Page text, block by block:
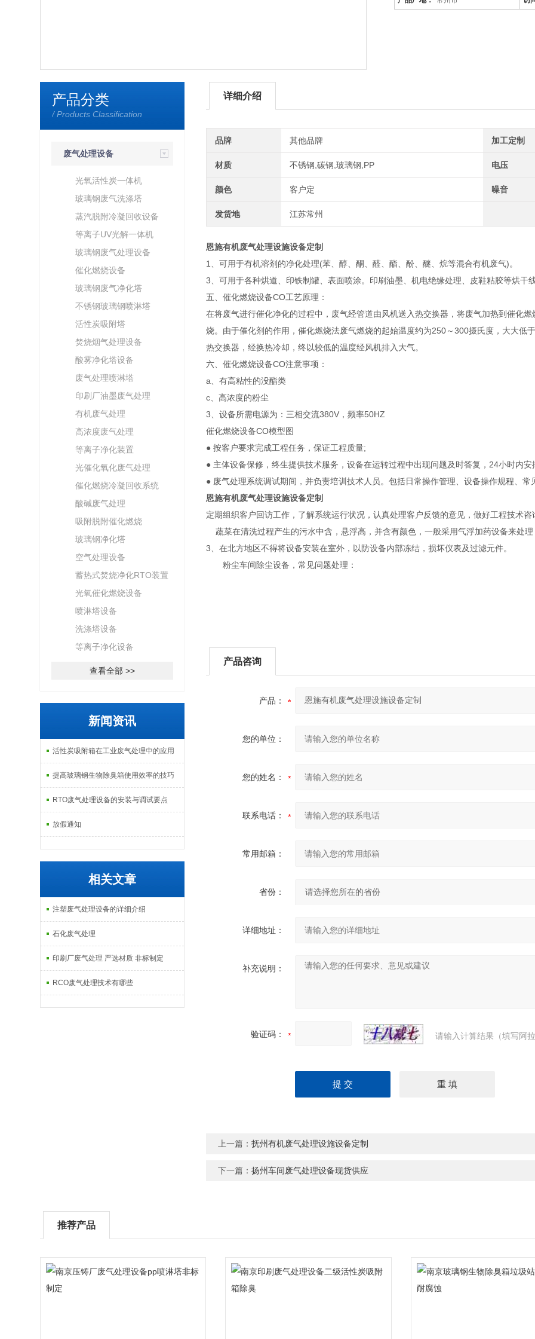
产品分类
/ Products Classification
废气处理设备
光氧活性炭一体机
玻璃钢废气洗涤塔
蒸汽脱附冷凝回收设备
等离子UV光解一体机
玻璃钢废气处理设备
催化燃烧设备
玻璃钢废气净化塔
不锈钢玻璃钢喷淋塔
活性炭吸附塔
焚烧烟气处理设备
酸雾净化塔设备
废气处理喷淋塔
印刷厂油墨废气处理
有机废气处理
高浓度废气处理
等离子净化装置
光催化氧化废气处理
催化燃烧冷凝回收系统
酸碱废气处理
吸附脱附催化燃烧
玻璃钢净化塔
空气处理设备
蓄热式焚烧净化RTO装置
光氧催化燃烧设备
喷淋塔设备
洗涤塔设备
等离子净化设备
查看全部 >>
新闻资讯
活性炭吸附箱在工业废气处理中的应用
提高玻璃钢生物除臭箱使用效率的技巧
RTO废气处理设备的安装与调试要点
放假通知
相关文章
注塑废气处理设备的详细介绍
石化废气处理
印刷厂废气处理 严选材质 非标制定
RCO废气处理技术有哪些
详细介绍
品牌 其他品牌 加工定制
材质 不锈钢,碳钢,玻璃钢,PP 电压
颜色 客户定 噪音
发货地 江苏常州
恩施有机废气处理设施设备定制
1、可用于有机溶剂的净化处理(苯、醇、酮、醛、酯、酚、醚、烷等混合有机废气)。
3、可用于各种烘道、印铁制罐、表面喷涂。印刷油墨、机电绝缘处理、皮鞋粘胶等烘干
五、催化燃烧设备CO工艺原理：
在将废气进行催化净化的过程中，废气经管道由风机送入热交换器，将废气加热到催化
烧。由于催化剂的作用，催化燃烧法废气燃烧的起始温度约为250～300摄氏度，大大低
热交换器，经换热冷却，终以较低的温度经风机排入大气。
六、催化燃烧设备CO注意事项：
a、有高粘性的没酯类
c、高浓度的粉尘
3、设备所需电源为：三相交流380V，频率50HZ
催化燃烧设备CO模型图
● 按客户要求完成工程任务，保证工程质量;
● 主体设备保修，终生提供技术服务，设备在运转过程中出现问题及时答复，24小时内
● 废气处理系统调试期间，并负责培训技术人员。包括日常操作管理、设备操作规程、常
恩施有机废气处理设施设备定制
定期组织客户回访工作，了解系统运行状况，认真处理客户反馈的意见，做好工程技术咨
蔬菜在清洗过程产生的污水中含，悬浮高，并含有颜色，一般采用气浮加药设备来处理
3、在北方地区不得将设备安装在室外，以防设备内部冻结，损坏仪表及过滤元件。
粉尘车间除尘设备，常见问题处理：
产品咨询
产品：
您的单位：
您的姓名：
联系电话：
常用邮箱：
省份：
详细地址：
补充说明：
验证码： 请输入计算结果（填写阿
上一篇：抚州有机废气处理设施设备定制
下一篇：扬州车间废气处理设备现货供应
推荐产品